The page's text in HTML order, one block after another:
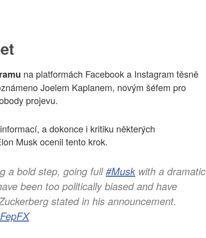
na platformách Facebook a Instagram těsně
Joelem Kaplanem, novým šéfem pro
projevu.
a dokonce i kritiku některých
Musk ocenil tento krok.
a bold step, going full#Muskwith a dramatic
been too politically biased and have
stated in his announcement.